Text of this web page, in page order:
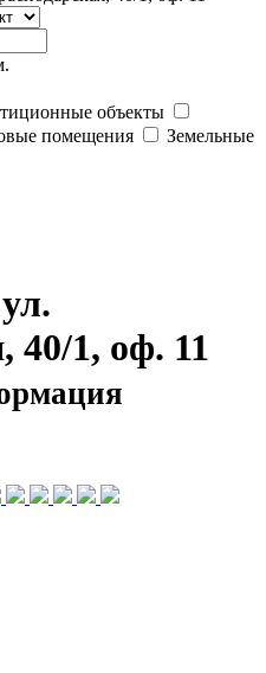
объекты
помещения
Земельные
40/1, оф. 11